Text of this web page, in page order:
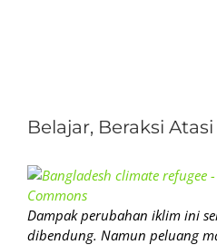
Larger
Image
Belajar, Beraksi
Dampak perubahan iklim ini
dibendung. Namun peluang